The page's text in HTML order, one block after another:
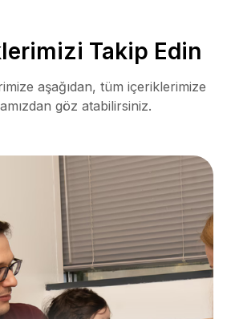
Takip Edin
aşağıdan, tüm içeriklerimize
göz atabilirsiniz.